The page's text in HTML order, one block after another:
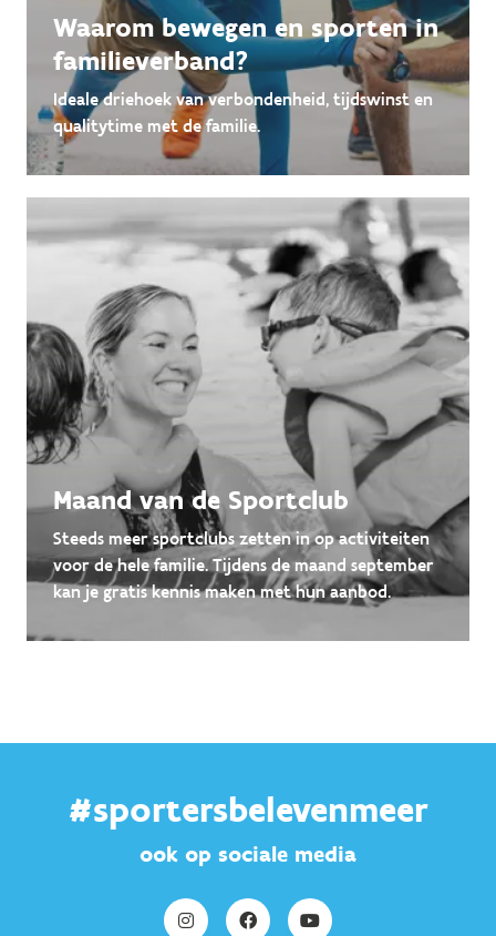
Waarom bewegen en sporten in
familieverband?
Ideale driehoek van verbondenheid, tijdswinst en
qualitytime met de familie.
Maand van de Sportclub
Steeds meer sportclubs zetten in op activiteiten
voor de hele familie. Tijdens de maand september
kan je gratis kennis maken met hun aanbod.
#sportersbelevenmeer
ook op sociale media